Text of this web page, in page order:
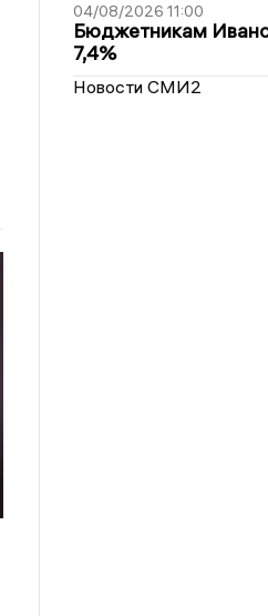
04/08/2026 11:00
Бюджетникам
7,4%
Новости СМИ2